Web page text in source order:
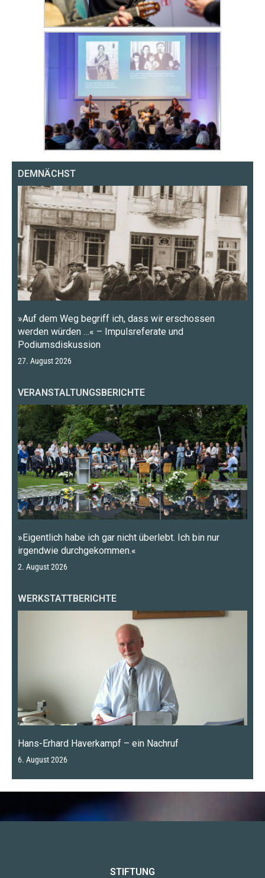
DEMNÄCHST
»Auf dem Weg begriff ich, dass wir erschossen
werden würden …« – Impulsreferate und
Podiumsdiskussion
27. August 2026
VERANSTALTUNGSBERICHTE
»Eigentlich habe ich gar nicht überlebt. Ich bin nur
irgendwie durchgekommen.«
2. August 2026
WERKSTATTBERICHTE
Hans-Erhard Haverkampf – ein Nachruf
6. August 2026
STIFTUNG